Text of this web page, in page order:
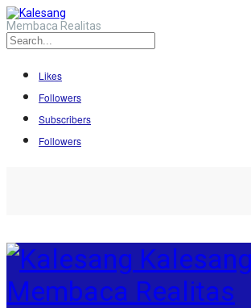
Membaca Realitas
Likes
Followers
Subscribers
Followers
Membaca Realitas